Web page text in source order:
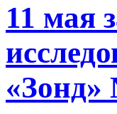
11 мая
«Зонд»